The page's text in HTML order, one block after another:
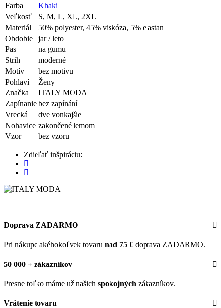
Farba
Khaki
Veľkosť
S, M, L, XL, 2XL
Materiál
50% polyester, 45% viskóza, 5% elastan
Obdobie
jar / leto
Pas
na gumu
Strih
moderné
Motív
bez motivu
Pohlaví
Ženy
Značka
ITALY MODA
Zapínanie bez zapínání
Vrecká
dve vonkajšie
Nohavice zakončené lemom
Vzor
bez vzoru
Zdieľať inšpiráciu:
Doprava ZADARMO
Pri nákupe akéhokoľvek tovaru nad 75 € doprava ZADARMO.
50 000 + zákazníkov
Presne toľko máme už našich spokojných zákazníkov.
Vrátenie tovaru